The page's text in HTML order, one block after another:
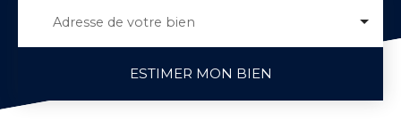
Adresse de votre bien
ESTIMER MON BIEN